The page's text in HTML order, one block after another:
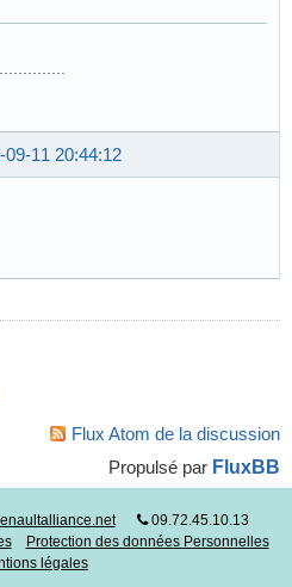
09-11 20:44:12
Flux Atom de la discussion
Propulsé par FluxBB
09.72.45.10.13
Protection des données Personnelles
légales